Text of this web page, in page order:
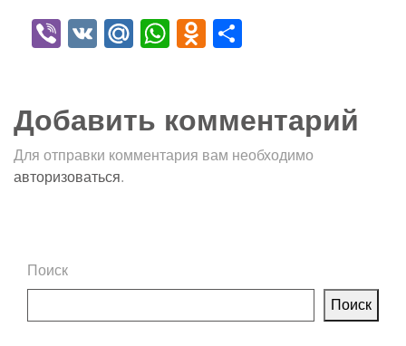
Viber
VK Mail.Ru
WhatsApp
Odnoklassniki
Добавить комментарий
Для отправки комментария вам необходимо
авторизоваться.
Поиск
Поиск